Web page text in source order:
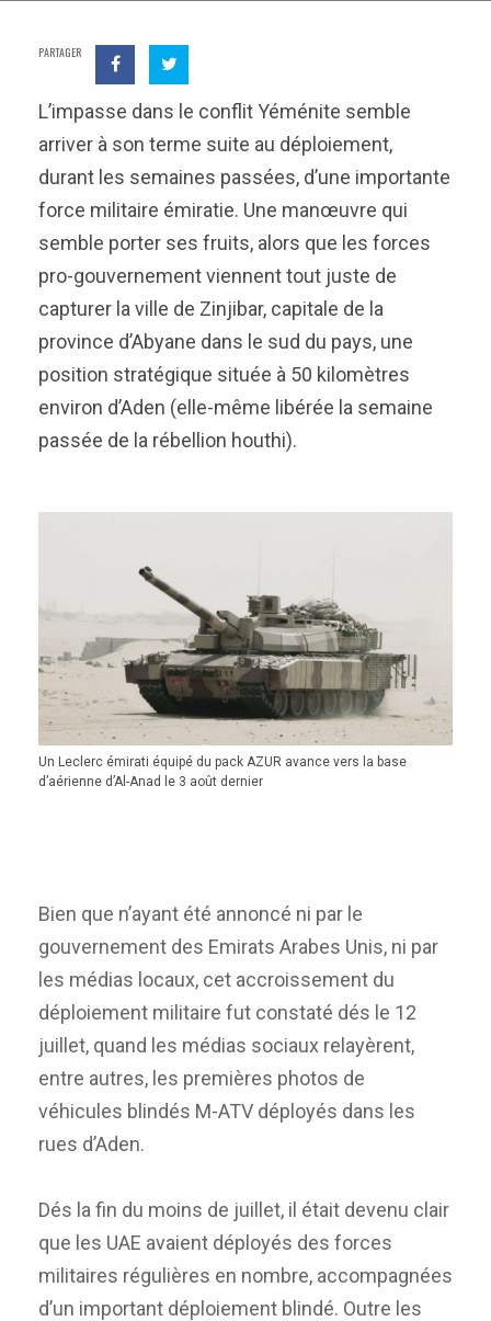
PARTAGER
L’impasse dans le conflit Yéménite semble
arriver à son terme suite au déploiement,
durant les semaines passées, d’une importante
force militaire émiratie. Une manœuvre qui
semble porter ses fruits, alors que les forces
pro-gouvernement viennent tout juste de
capturer la ville de Zinjibar, capitale de la
province d’Abyane dans le sud du pays, une
position stratégique située à 50 kilomètres
environ d’Aden (elle-même libérée la semaine
passée de la rébellion houthi).
Un Leclerc émirati équipé du pack AZUR avance vers la base
d’aérienne d’Al-Anad le 3 août dernier
Bien que n’ayant été annoncé ni par le
gouvernement des Emirats Arabes Unis, ni par
les médias locaux, cet accroissement du
déploiement militaire fut constaté dés le 12
juillet, quand les médias sociaux relayèrent,
entre autres, les premières photos de
véhicules blindés M-ATV déployés dans les
rues d’Aden.
Dés la fin du moins de juillet, il était devenu clair
que les UAE avaient déployés des forces
militaires régulières en nombre, accompagnées
d’un important déploiement blindé. Outre les